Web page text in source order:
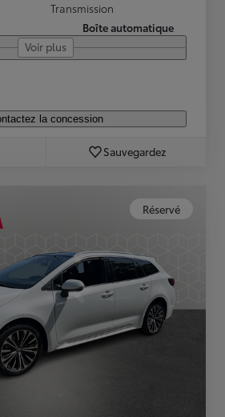
Transmission
Boîte automatique
Voir plus
la concession
Sauvegardez
Réservé